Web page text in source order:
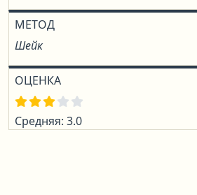
МЕТОД
Шейк
ОЦЕНКА
Средняя: 3.0